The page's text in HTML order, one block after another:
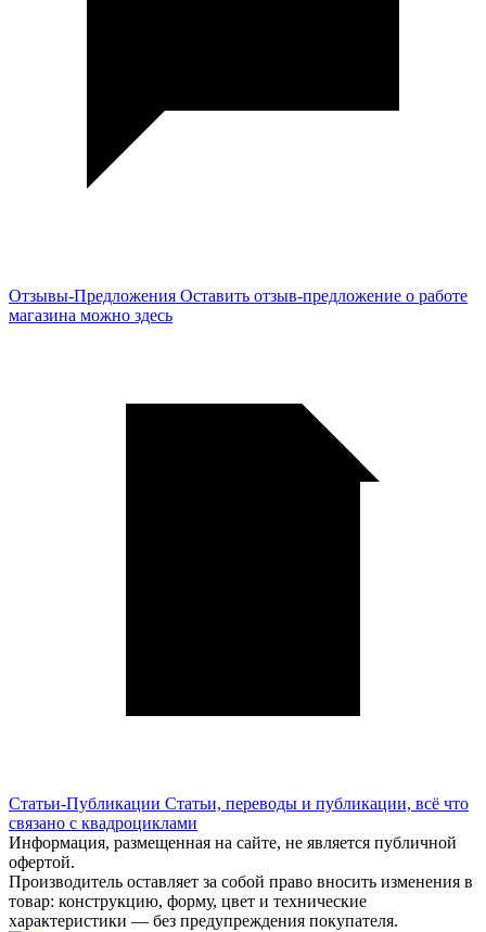
Отзывы-Предложения Оставить отзыв-предложение о работе
магазина можно здесь
Статьи-Публикации Статьи, переводы и публикации, всё что
связано с квадроциклами
Информация, размещенная на сайте, не является публичной
офертой.
Производитель оставляет за собой право вносить изменения в
товар: конструкцию, форму, цвет и технические
характеристики — без предупреждения покупателя.